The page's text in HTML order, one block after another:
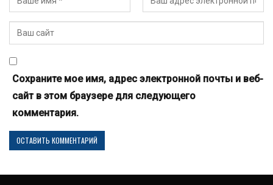
Сохраните мое имя, адрес электронной почты и веб-
сайт в этом браузере для следующего
комментария.